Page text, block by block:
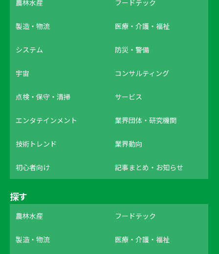
農林水産 フードテック
製造・物流 医療・介護・福祉
システム 防災・警備
宇宙 コンサルティング
点検・保守・清掃 サービス
エンタテインメント 業界団体・研究機関
技術トレンド 業界動向
初心者向け 記事まとめ・お知らせ
探す
農林水産 フードテック
製造・物流 医療・介護・福祉